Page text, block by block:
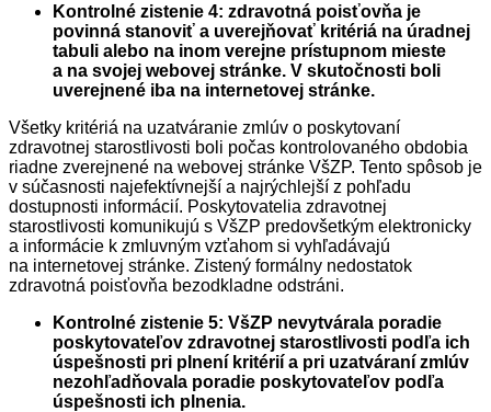
Kontrolné zistenie 4: zdravotná poisťovňa je
povinná stanoviť a uverejňovať kritériá na úradnej
tabuli alebo na inom verejne prístupnom mieste
a na svojej webovej stránke. V skutočnosti boli
uverejnené iba na internetovej stránke.
Všetky kritériá na uzatváranie zmlúv o poskytovaní
zdravotnej starostlivosti boli počas kontrolovaného obdobia
riadne zverejnené na webovej stránke VšZP. Tento spôsob je
v súčasnosti najefektívnejší a najrýchlejší z pohľadu
dostupnosti informácií. Poskytovatelia zdravotnej
starostlivosti komunikujú s VšZP predovšetkým elektronicky
a informácie k zmluvným vzťahom si vyhľadávajú
na internetovej stránke. Zistený formálny nedostatok
zdravotná poisťovňa bezodkladne odstráni.
Kontrolné zistenie 5: VšZP nevytvárala poradie
poskytovateľov zdravotnej starostlivosti podľa ich
úspešnosti pri plnení kritérií a pri uzatváraní zmlúv
nezohľadňovala poradie poskytovateľov podľa
úspešnosti ich plnenia.